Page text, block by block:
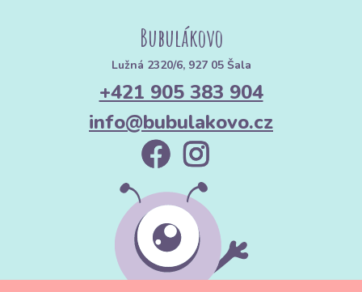
Bubulákovo
Lužná 2320/6, 927 05 Šala
+421 905 383 904
info@bubulakovo.cz